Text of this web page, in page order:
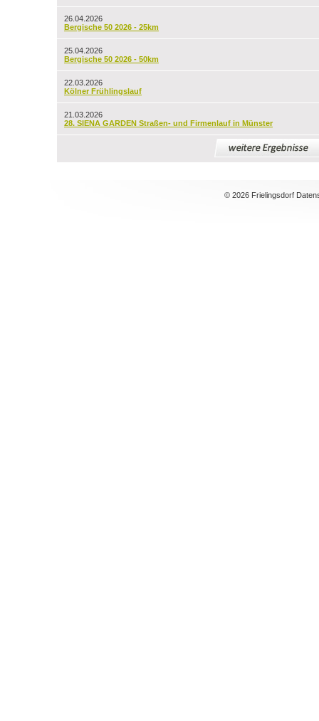
26.04.2026
Bergische 50 2026 - 25km
25.04.2026
Bergische 50 2026 - 50km
22.03.2026
Kölner Frühlingslauf
21.03.2026
28. SIENA GARDEN Straßen- und Firmenlauf in Münster
© 2026 Frielingsdorf